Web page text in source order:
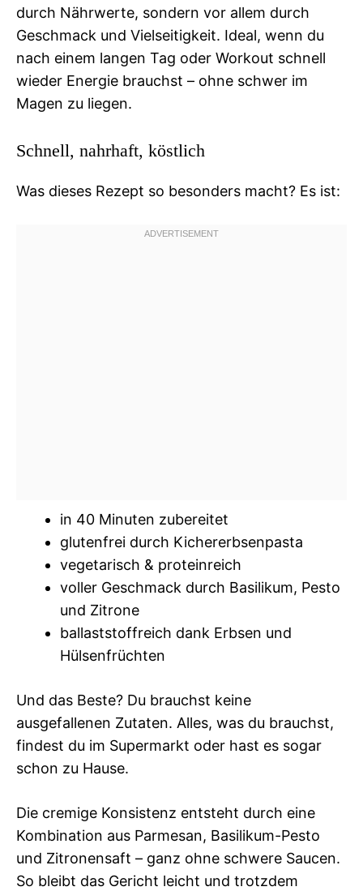
durch Nährwerte, sondern vor allem durch
Geschmack und Vielseitigkeit. Ideal, wenn du
nach einem langen Tag oder Workout schnell
wieder Energie brauchst – ohne schwer im
Magen zu liegen.
Schnell, nahrhaft, köstlich
Was dieses Rezept so besonders macht? Es ist:
in 40 Minuten zubereitet
glutenfrei durch Kichererbsenpasta
vegetarisch & proteinreich
voller Geschmack durch Basilikum, Pesto
und Zitrone
ballaststoffreich dank Erbsen und
Hülsenfrüchten
Und das Beste? Du brauchst keine
ausgefallenen Zutaten. Alles, was du brauchst,
findest du im Supermarkt oder hast es sogar
schon zu Hause.
Die cremige Konsistenz entsteht durch eine
Kombination aus Parmesan, Basilikum-Pesto
und Zitronensaft – ganz ohne schwere Saucen.
So bleibt das Gericht leicht und trotzdem